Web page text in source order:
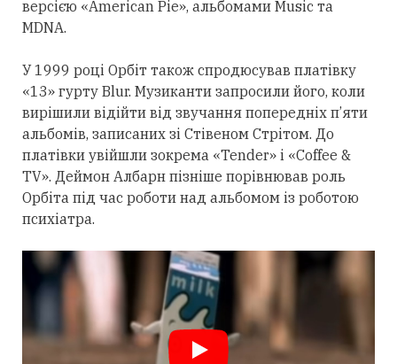
версією «American Pie», альбомами Music та
MDNA.
У 1999 році Орбіт також спродюсував платівку
«13» гурту Blur. Музиканти запросили його, коли
вирішили відійти від звучання попередніх п’яти
альбомів, записаних зі Стівеном Стрітом. До
платівки увійшли зокрема «Tender» і «Coffee &
TV». Деймон Албарн пізніше порівнював роль
Орбіта під час роботи над альбомом із роботою
психіатра.